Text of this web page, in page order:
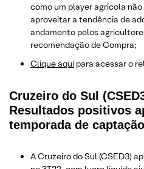
como um player agrícola
aproveitar a tendência de
andamento pelos
recomendação de Compra;
Clique aqui para acessar o
Cruzeiro do Sul
Resultados positivos
temporada de captação
A Cruzeiro do Sul (CSED3)